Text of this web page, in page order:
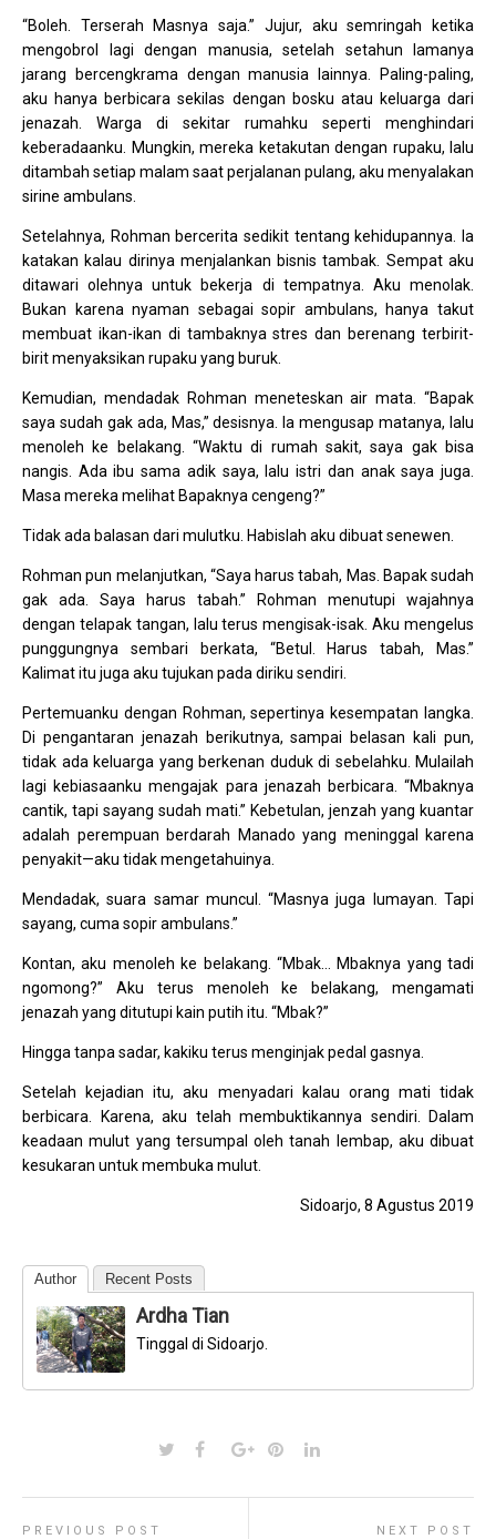
“Boleh. Terserah Masnya saja.” Jujur, aku semringah ketika
mengobrol lagi dengan manusia, setelah setahun lamanya
jarang bercengkrama dengan manusia lainnya. Paling-paling,
aku hanya berbicara sekilas dengan bosku atau keluarga dari
jenazah. Warga di sekitar rumahku seperti menghindari
keberadaanku. Mungkin, mereka ketakutan dengan rupaku, lalu
ditambah setiap malam saat perjalanan pulang, aku menyalakan
sirine ambulans.
Setelahnya, Rohman bercerita sedikit tentang kehidupannya. Ia
katakan kalau dirinya menjalankan bisnis tambak. Sempat aku
ditawari olehnya untuk bekerja di tempatnya. Aku menolak.
Bukan karena nyaman sebagai sopir ambulans, hanya takut
membuat ikan-ikan di tambaknya stres dan berenang terbirit-
birit menyaksikan rupaku yang buruk.
Kemudian, mendadak Rohman meneteskan air mata. “Bapak
saya sudah gak ada, Mas,” desisnya. Ia mengusap matanya, lalu
menoleh ke belakang. “Waktu di rumah sakit, saya gak bisa
nangis. Ada ibu sama adik saya, lalu istri dan anak saya juga.
Masa mereka melihat Bapaknya cengeng?”
Tidak ada balasan dari mulutku. Habislah aku dibuat senewen.
Rohman pun melanjutkan, “Saya harus tabah, Mas. Bapak sudah
gak ada. Saya harus tabah.” Rohman menutupi wajahnya
dengan telapak tangan, lalu terus mengisak-isak. Aku mengelus
punggungnya sembari berkata, “Betul. Harus tabah, Mas.”
Kalimat itu juga aku tujukan pada diriku sendiri.
Pertemuanku dengan Rohman, sepertinya kesempatan langka.
Di pengantaran jenazah berikutnya, sampai belasan kali pun,
tidak ada keluarga yang berkenan duduk di sebelahku. Mulailah
lagi kebiasaanku mengajak para jenazah berbicara. “Mbaknya
cantik, tapi sayang sudah mati.” Kebetulan, jenzah yang kuantar
adalah perempuan berdarah Manado yang meninggal karena
penyakit—aku tidak mengetahuinya.
Mendadak, suara samar muncul. “Masnya juga lumayan. Tapi
sayang, cuma sopir ambulans.”
Kontan, aku menoleh ke belakang. “Mbak… Mbaknya yang tadi
ngomong?” Aku terus menoleh ke belakang, mengamati
jenazah yang ditutupi kain putih itu. “Mbak?”
Hingga tanpa sadar, kakiku terus menginjak pedal gasnya.
Setelah kejadian itu, aku menyadari kalau orang mati tidak
berbicara. Karena, aku telah membuktikannya sendiri. Dalam
keadaan mulut yang tersumpal oleh tanah lembap, aku dibuat
kesukaran untuk membuka mulut.
Sidoarjo, 8 Agustus 2019
Author Recent Posts
Ardha Tian
Tinggal di Sidoarjo.
PREVIOUS POST NEXT POST